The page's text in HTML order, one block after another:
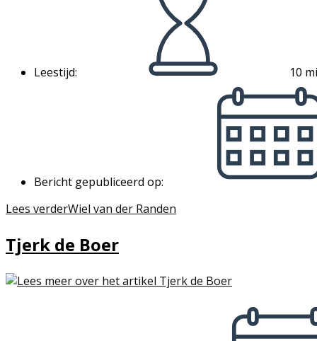
Leestijd: 10
Bericht gepubliceerd op:
Lees verderWiel van der Randen
Tjerk de Boer